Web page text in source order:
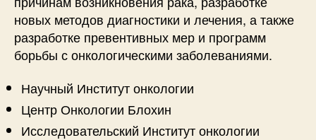
новых методов диагностики и лечения, а также
разработке превентивных мер и программ
борьбы с онкологическими заболеваниями.
Научный Институт онкологии
Центр Онкологии Блохин
Исследовательский Институт онкологии